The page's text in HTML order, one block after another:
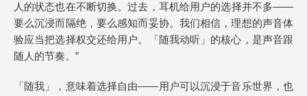
人的状态也在不断切换。过去，耳机给用户的选择并不多——
要么沉浸而隔绝，要么感知而妥协。我们相信，理想的声音体
验应当把选择权交还给用户。「随我动听」的核心，是声音跟
随人的节奏。”
「随我」，意味着选择自由——用户可以沉浸于音乐世界，也